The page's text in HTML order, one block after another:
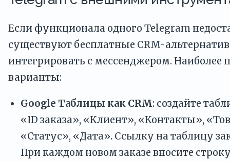
Если функционала одного Telegram
существуют бесплатные CRM-
интегрировать с мессенджером. Наиболее
варианты:
Google Таблицы как CRM: создайте
«ID заказа», «Клиент», «Контакты»,
«Статус», «Дата». Ссылку на таблицу
При каждом новом заказе вносите